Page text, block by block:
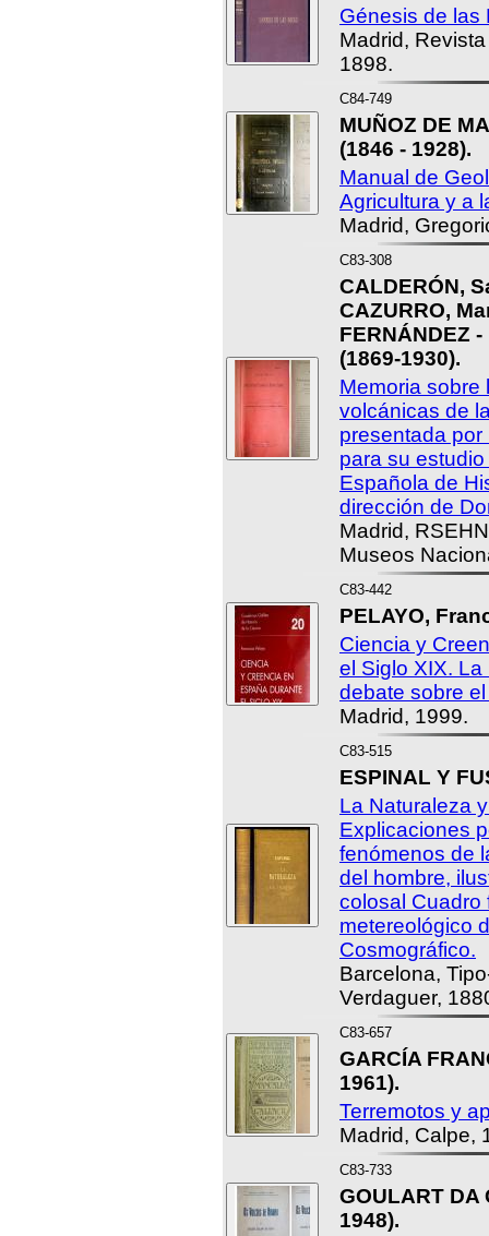
Génesis de las
Madrid,
1898.
C84-749
MUÑOZ DE
(1846 - 1928).
Manual de
Agricultura y a
Madrid,
C83-308
CALDERÓN,
CAZURRO,
FERNÁNDEZ
(1869-1930).
Memoria sobre
volcánicas de
presentada
para su
Española de
dirección de
Madrid,
Museos
C83-442
PELAYO,
Ciencia y
el Siglo XIX.
debate sobre
Madrid, 1999.
C83-515
ESPINAL Y
La Naturaleza
Explicaciones
fenómenos de
del hombre,
colosal Cuadro
metereológico
Cosmográfico.
Barcelona,
Verdaguer,
C83-657
GARCÍA
1961).
Terremotos y
Madrid, Calpe,
C83-733
GOULART DA
1948).